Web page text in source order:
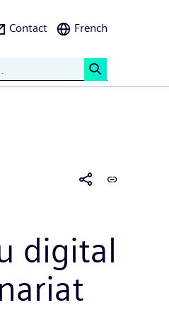
Contact French
digital